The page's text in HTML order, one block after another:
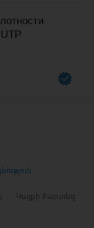
Կայքի Քարտեզ